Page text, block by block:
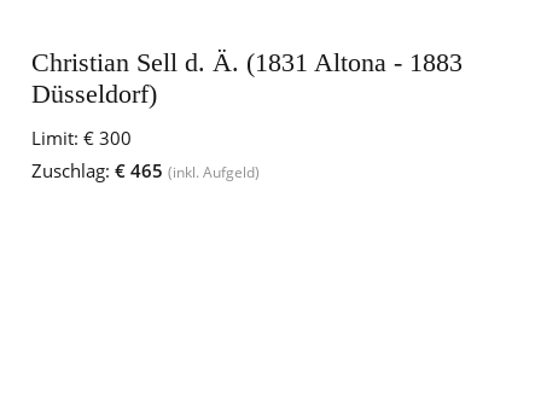
Christian Sell d. Ä. (1831 Altona - 1883
Düsseldorf)
Limit: € 300
Zuschlag: € 465 (inkl. Aufgeld)